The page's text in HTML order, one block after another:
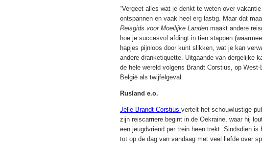
“Vergeet alles wat je denkt te weten over
ontspannen en vaak heel erg lastig. Maar dat
Reisgids voor Moeilijke Landen maakt andere
hoe je succesvol afdingt in tien stappen
hapjes pijnloos door kunt slikken, wat je kan
andere dranketiquette. Uitgaande van dergelijke
de hele wereld volgens Brandt Corstius, op
België als twijfelgeval.
Rusland e.o.
Jelle Brandt Corstius vertelt het schouwlustige
zijn reiscarriere begint in de Oekraine, waar hij
een jeugdvriend per trein heen trekt. Sindsdien
tot op de dag van vandaag met veel liefde over